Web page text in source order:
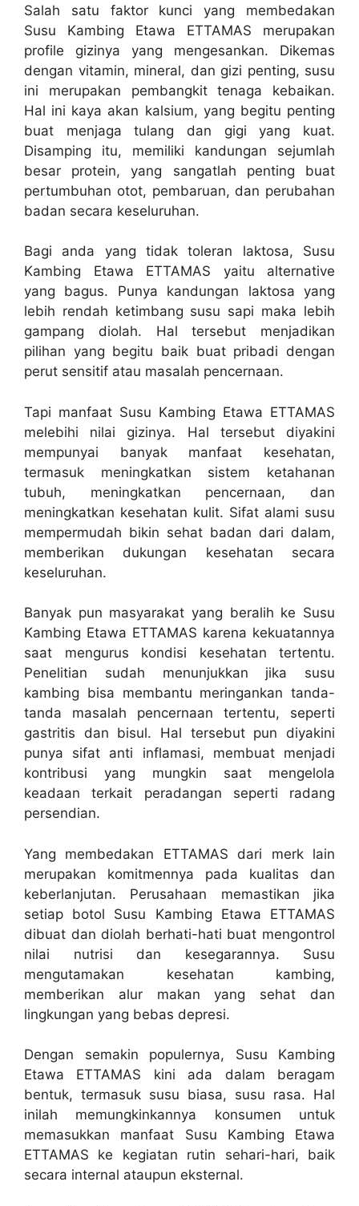
Salah satu faktor kunci yang membedakan
Susu Kambing Etawa ETTAMAS merupakan
profile gizinya yang mengesankan. Dikemas
dengan vitamin, mineral, dan gizi penting, susu
ini merupakan pembangkit tenaga kebaikan.
Hal ini kaya akan kalsium, yang begitu penting
buat menjaga tulang dan gigi yang kuat.
Disamping itu, memiliki kandungan sejumlah
besar protein, yang sangatlah penting buat
pertumbuhan otot, pembaruan, dan perubahan
badan secara keseluruhan.
Bagi anda yang tidak toleran laktosa, Susu
Kambing Etawa ETTAMAS yaitu alternative
yang bagus. Punya kandungan laktosa yang
lebih rendah ketimbang susu sapi maka lebih
gampang diolah. Hal tersebut menjadikan
pilihan yang begitu baik buat pribadi dengan
perut sensitif atau masalah pencernaan.
Tapi manfaat Susu Kambing Etawa ETTAMAS
melebihi nilai gizinya. Hal tersebut diyakini
mempunyai banyak manfaat kesehatan,
termasuk meningkatkan sistem ketahanan
tubuh, meningkatkan pencernaan, dan
meningkatkan kesehatan kulit. Sifat alami susu
mempermudah bikin sehat badan dari dalam,
memberikan dukungan kesehatan secara
keseluruhan.
Banyak pun masyarakat yang beralih ke Susu
Kambing Etawa ETTAMAS karena kekuatannya
saat mengurus kondisi kesehatan tertentu.
Penelitian sudah menunjukkan jika susu
kambing bisa membantu meringankan tanda-
tanda masalah pencernaan tertentu, seperti
gastritis dan bisul. Hal tersebut pun diyakini
punya sifat anti inflamasi, membuat menjadi
kontribusi yang mungkin saat mengelola
keadaan terkait peradangan seperti radang
persendian.
Yang membedakan ETTAMAS dari merk lain
merupakan komitmennya pada kualitas dan
keberlanjutan. Perusahaan memastikan jika
setiap botol Susu Kambing Etawa ETTAMAS
dibuat dan diolah berhati-hati buat mengontrol
nilai nutrisi dan kesegarannya. Susu
mengutamakan kesehatan kambing,
memberikan alur makan yang sehat dan
lingkungan yang bebas depresi.
Dengan semakin populernya, Susu Kambing
Etawa ETTAMAS kini ada dalam beragam
bentuk, termasuk susu biasa, susu rasa. Hal
inilah memungkinkannya konsumen untuk
memasukkan manfaat Susu Kambing Etawa
ETTAMAS ke kegiatan rutin sehari-hari, baik
secara internal ataupun eksternal.